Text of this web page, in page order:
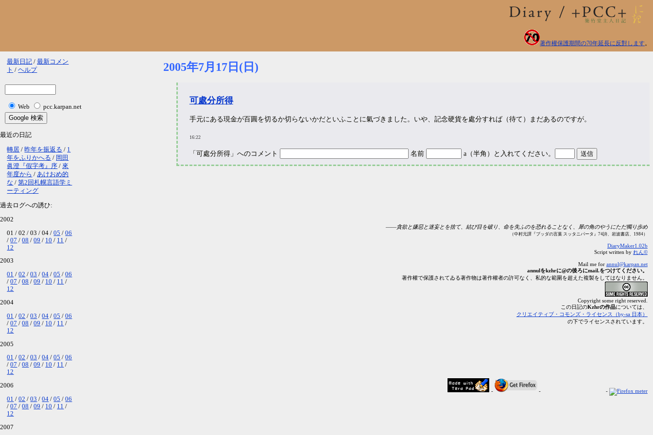
著作權保護期間の70年延長に反對します。
2005年7月17日(日)
可處分所得
手元にある現金が百圓を切るか切らないかだといふことに氣づきました。いや、記念硬貨を處分すれば（待て）まだあるのですが。
16:22
「可處分所得」へのコメント 名前 a（半角）と入れてください。
最新日記
最新コメン
ト
ヘルプ
Web pcc.karpan.net
最近の日記
轉居 昨年を振返る
1
年をふりかへる
岡田
眞澄『假字考』序
來
年度から
あけおめ的
な
第2回札幌言語学ミ
ーティング
過去ログへの誘ひ:
2002
01
02 03 04 05
06
07
08 09 10
11
12
2003
01
02 03 04 05
06
07
08 09 10
11
12
2004
01
02 03 04 05
06
07
08 09 10
11
12
2005
01
02 03 04 05
06
07
08 09 10
11
12
2006
01
02 03 04 05
06
07
08 09 10
11
12
2007
——貪欲と嫌惡と迷妄とを捨て、結び目を破り、命を失ふのを恐れることなく、犀の角のやうにただ獨り歩め
（中村元譯『ブッダの言葉 スッタニパータ』74詩、岩波書店、1984）
DiaryMaker1.02b
Script written by れん©
Mail me for annul@karpan.net
annulをkzhrに@の後ろにmail.をつけてください。
著作權で保護されてゐる著作物は著作權者の許可なく、私的な範圍を超えた複製をしてはなりません。
Copyright some right reserved.
この日記のKzhrの作品については、
クリエイティブ・コモンズ・ライセンス（by-sa 日本）
の下でライセンスされています。
- - -